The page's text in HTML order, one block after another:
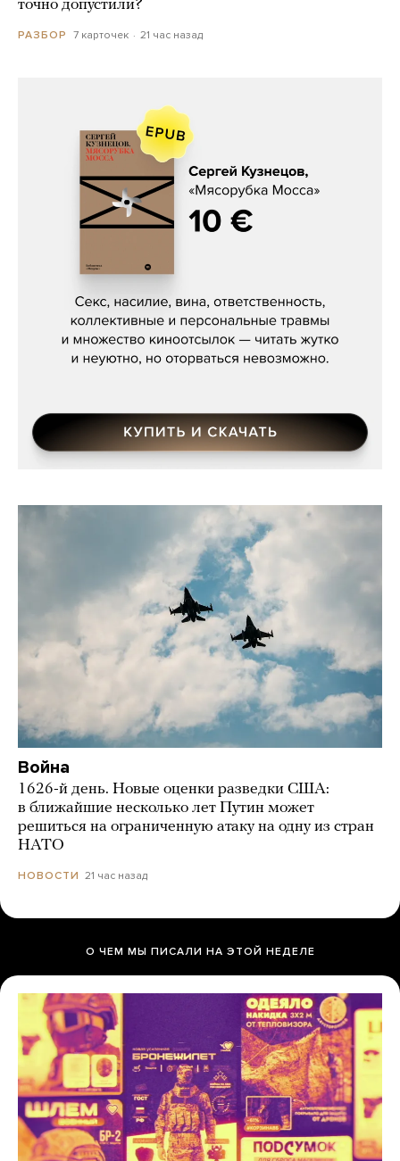
точно допустили?
РАЗБОР 7 карточек 21 час назад
Сергей Кузнецов, «Мясорубка
Война
1626-й день. Новые оценки разведки США:
в ближайшие несколько лет Путин может
решиться на ограниченную атаку на одну из стран
НАТО
НОВОСТИ 21 час назад
О ЧЕМ МЫ ПИСАЛИ НА ЭТОЙ НЕДЕЛЕ